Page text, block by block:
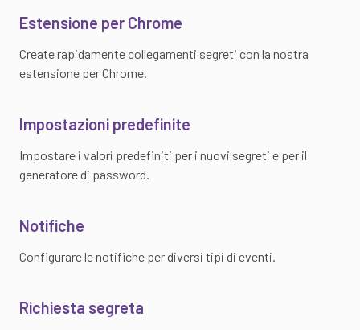
Estensione per Chrome
Create rapidamente collegamenti segreti con la nostra
estensione per Chrome.
Impostazioni predefinite
Impostare i valori predefiniti per i nuovi segreti e per il
generatore di password.
Notifiche
Configurare le notifiche per diversi tipi di eventi.
Richiesta segreta